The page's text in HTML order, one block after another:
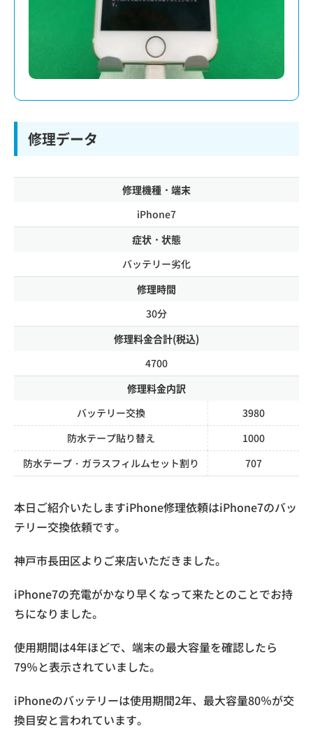
修理データ
修理機種・端末
iPhone7
症状・状態
バッテリー劣化
修理時間
30分
修理料金合計(税込)
4700
修理料金内訳
バッテリー交換
3980
防水テープ貼り替え
1000
防水テープ・ガラスフィルムセット割り
707
本日ご紹介いたしますiPhone修理依頼はiPhone7のバッ
テリー交換依頼です。
神戸市長田区よりご来店いただきました。
iPhone7の充電がかなり早くなって来たとのことでお持
ちになりました。
使用期間は4年ほどで、端末の最大容量を確認したら
79％と表示されていました。
iPhoneのバッテリーは使用期間2年、最大容量80％が交
換目安と言われています。